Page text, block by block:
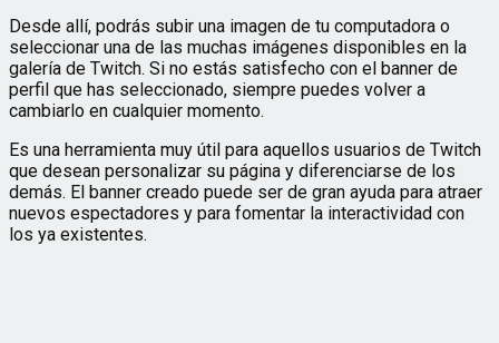
Desde allí, podrás subir una imagen de tu computadora o
seleccionar una de las muchas imágenes disponibles en la
galería de Twitch. Si no estás satisfecho con el banner de
perfil que has seleccionado, siempre puedes volver a
cambiarlo en cualquier momento.
Es una herramienta muy útil para aquellos usuarios de Twitch
que desean personalizar su página y diferenciarse de los
demás. El banner creado puede ser de gran ayuda para atraer
nuevos espectadores y para fomentar la interactividad con
los ya existentes.